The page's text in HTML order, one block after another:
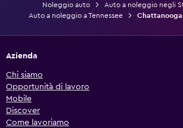
Noleggio auto
Auto a noleggio negli
Auto a noleggio a Tennessee
Azienda
Chi siamo
Opportunità di lavoro
Mobile
Discover
Come lavoriamo